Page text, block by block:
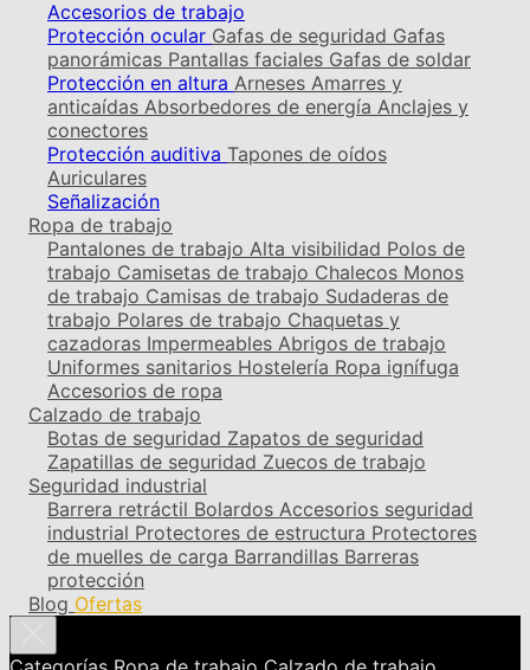
Accesorios de trabajo
Protección ocular Gafas de seguridad Gafas
panorámicas Pantallas faciales Gafas de soldar
Protección en altura Arneses Amarres y
anticaídas Absorbedores de energía Anclajes y
conectores
Protección auditiva Tapones de oídos
Auriculares
Señalización
Ropa de trabajo
Pantalones de trabajo Alta visibilidad Polos de
trabajo Camisetas de trabajo Chalecos Monos
de trabajo Camisas de trabajo Sudaderas de
trabajo Polares de trabajo Chaquetas y
cazadoras Impermeables Abrigos de trabajo
Uniformes sanitarios Hostelería Ropa ignífuga
Accesorios de ropa
Calzado de trabajo
Botas de seguridad Zapatos de seguridad
Zapatillas de seguridad Zuecos de trabajo
Seguridad industrial
Barrera retráctil Bolardos Accesorios seguridad
industrial Protectores de estructura Protectores
de muelles de carga Barrandillas Barreras
protección
Blog Ofertas